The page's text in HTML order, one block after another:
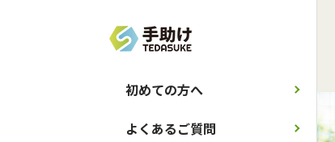
初めての方へ
よくあるご質問